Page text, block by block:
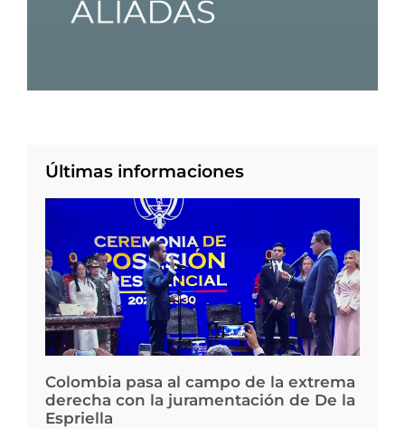
Últimas informaciones
Colombia pasa al campo de la extrema
derecha con la juramentación de De la
Espriella